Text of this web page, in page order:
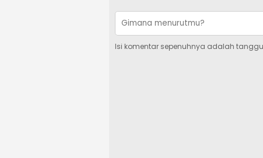
Isi komentar sepenuhnya adalah